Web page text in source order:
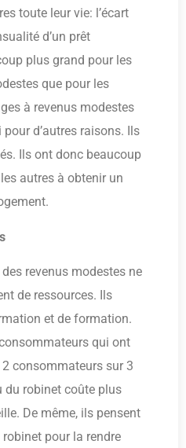
toute leur vie: l’écart
d’un prêt
plus grand pour les
que pour les
à revenus modestes
d’autres raisons. Ils
Ils ont donc beaucoup
autres à obtenir un
revenus modestes ne
de ressources. Ils
et de formation.
qui ont
consommateurs sur 3
du robinet coûte plus
De même, ils pensent
robinet pour la rendre